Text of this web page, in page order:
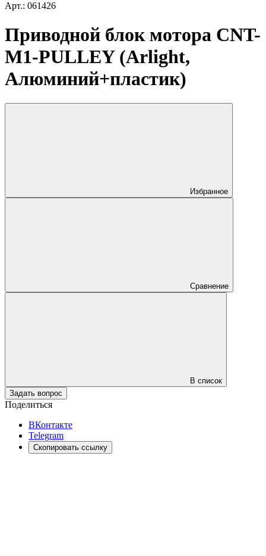
Арт.: 061426
Приводной блок мотора CNT-
M1-PULLEY (Arlight,
Алюминий+пластик)
Избранное
Сравнение
В список
Задать вопрос
Поделиться
ВКонтакте
Telegram
Скопировать ссылку